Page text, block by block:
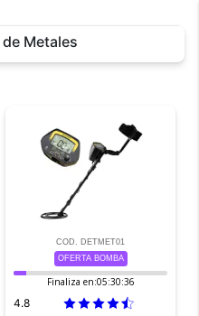
Metales
COD. DETMET01
OFERTA BOMBA
Finaliza en:05:30:36
4.8